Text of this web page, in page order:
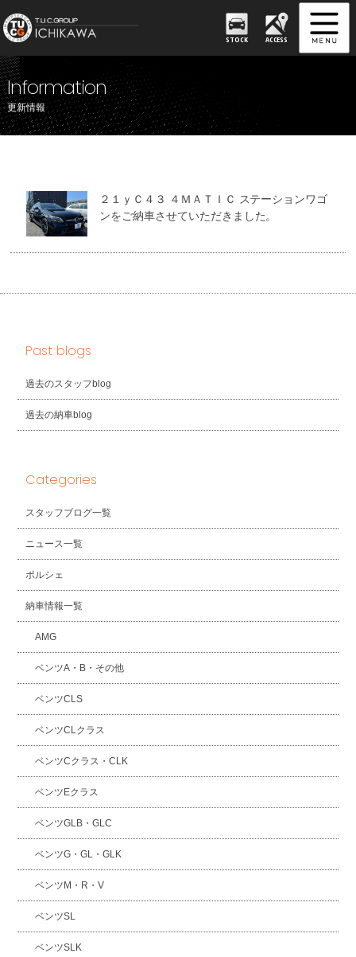
STOCK ACCESS
Information
更新情報
２１ｙＣ４３ ４ＭＡＴＩＣ ステーションワゴ
ンをご納車させていただきました。
Past blogs
過去のスタッフblog
過去の納車blog
Categories
スタッフブログ一覧
ニュース一覧
ポルシェ
納車情報一覧
AMG
ベンツA・B・その他
ベンツCLS
ベンツCLクラス
ベンツCクラス・CLK
ベンツEクラス
ベンツGLB・GLC
ベンツG・GL・GLK
ベンツM・R・V
ベンツSL
ベンツSLK